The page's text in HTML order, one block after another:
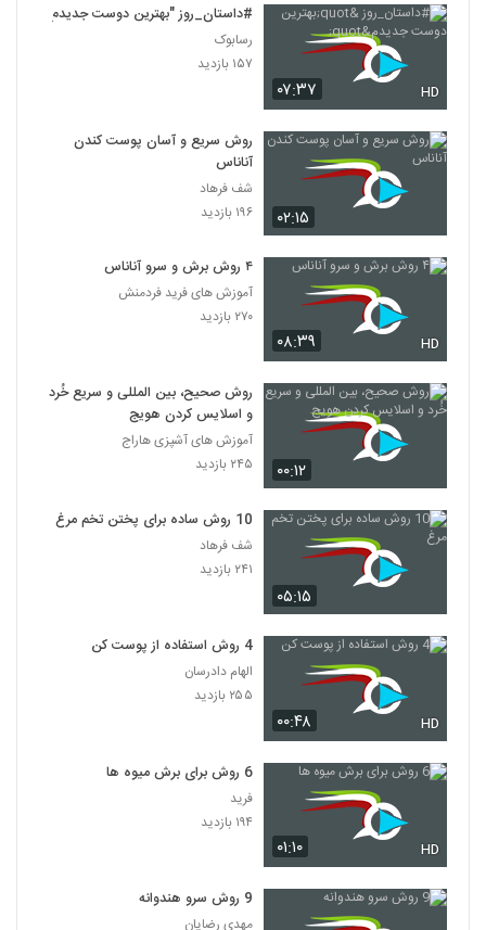
۰۷:۳۷ HD
#داستان_روز "بهترین دوست جدیدم"
رسابوک
۱۵۷ بازدید
۰۲:۱۵
روش سریع و آسان پوست کندن
آناناس
شف فرهاد
۱۹۶ بازدید
۰۸:۳۹ HD
۴ روش برش و سرو آناناس
آموزش های فرید فردمنش
۲۷۰ بازدید
۰۰:۱۲
روش صحیح، بین المللی و سریع خُرد
و اسلایس کردن هویج
آموزش های آشپزی هاراج
۲۴۵ بازدید
۰۵:۱۵
10 روش ساده برای پختن تخم مرغ
شف فرهاد
۲۴۱ بازدید
۰۰:۴۸ HD
4 روش استفاده از پوست کن
الهام دادرسان
۲۵۵ بازدید
۰۱:۱۰ HD
6 روش برای برش میوه ها
فرید
۱۹۴ بازدید
9 روش سرو هندوانه
مهدی رضایان